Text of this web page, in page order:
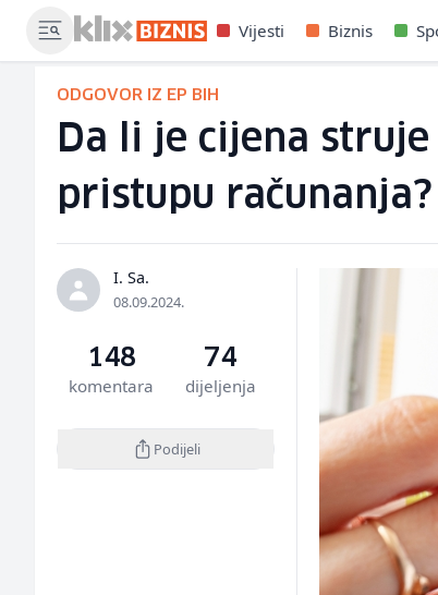
Vijesti Biznis
ODGOVOR IZ EP BIH
Da li je cijena
pristupu računanja?
I. Sa.
08.09.2024.
148
komentara
74
dijeljenja
Podijeli